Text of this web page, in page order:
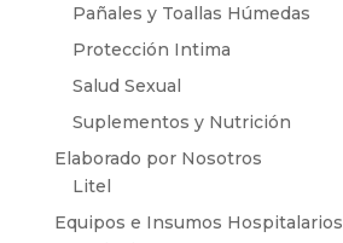
Pañales y Toallas Húmedas
Protección Intima
Salud Sexual
Suplementos y Nutrición
Elaborado por Nosotros
Litel
Equipos e Insumos Hospitalarios